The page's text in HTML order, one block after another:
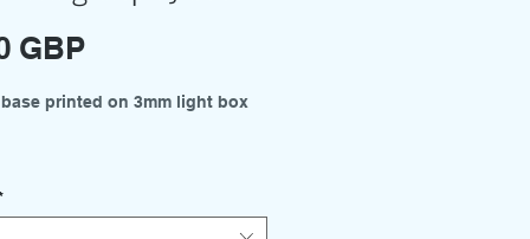
GBPPrecio
printed on 3mm light box